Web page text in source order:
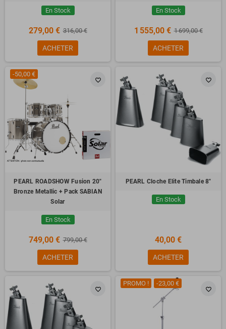
En Stock
279,00 € 316,00 €
ACHETER
En Stock
1 555,00 € 1 699,00 €
ACHETER
favorite_border
-50,00 €
PEARL ROADSHOW Fusion 20"
Bronze Metallic + Pack SABIAN
Solar
En Stock
749,00 € 799,00 €
ACHETER
favorite_border
PEARL Cloche Elite Timbale 8"
En Stock
40,00 €
ACHETER
favorite_border favorite_border
PROMO ! -23,00 €